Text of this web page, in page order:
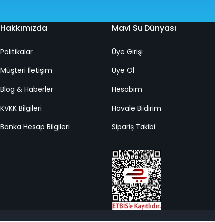
Hakkımızda
Politikalar
Müşteri İletişim
Blog & Haberler
KVKK Bilgileri
Banka Hesap Bilgileri
Mavi Su Dünyası
Üye Girişi
Üye Ol
Hesabım
Havale Bildirim
Sipariş Takibi